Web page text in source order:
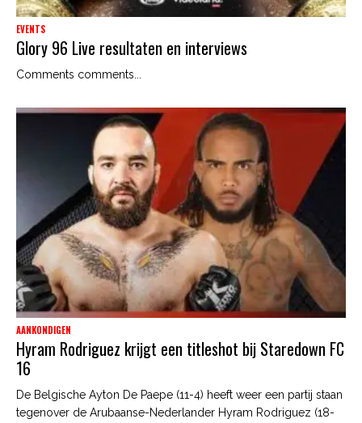
EVENTS
Glory 96 Live resultaten en interviews
Comments comments...
AANKONDIGEN
Hyram Rodriguez krijgt een titleshot bij Staredown FC
16
De Belgische Ayton De Paepe (11-4) heeft weer een partij staan
tegenover de Arubaanse-Nederlander Hyram Rodriguez (18-